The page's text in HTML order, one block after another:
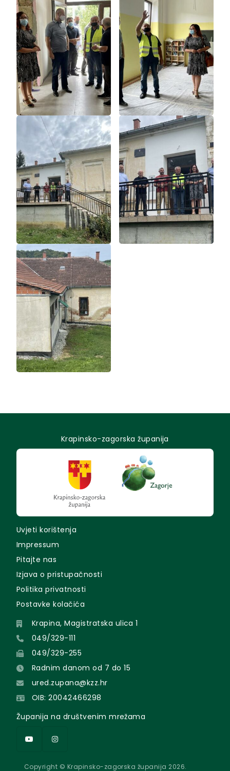
Krapinsko-zagorska županija
Uvjeti korištenja
Impressum
Pitajte nas
Izjava o pristupačnosti
Politika privatnosti
Postavke kolačića
Krapina, Magistratska ulica 1
049/329-111
049/329-255
Radnim danom od 7 do 15
ured.zupana@kzz.hr
OIB: 20042466298
Županija na društvenim mrežama
Copyright © Krapinsko-zagorska županija 2026.